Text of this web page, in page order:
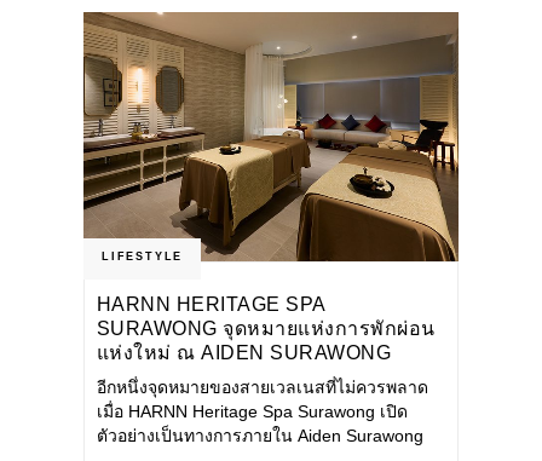
LIFESTYLE
HARNN HERITAGE SPA
SURAWONG จุดหมายแห่งการพักผ่อน
แห่งใหม่ ณ AIDEN SURAWONG
BANGKOK
อีกหนึ่งจุดหมายของสายเวลเนสที่ไม่ควรพลาด
เมื่อ HARNN Heritage Spa Surawong เปิด
ตัวอย่างเป็นทางการภายใน Aiden Surawong